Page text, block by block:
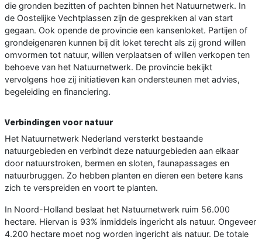
die gronden bezitten of pachten binnen het Natuurnetwerk. In
de Oostelijke Vechtplassen zijn de gesprekken al van start
gegaan. Ook opende de provincie een kansenloket. Partijen of
grondeigenaren kunnen bij dit loket terecht als zij grond willen
omvormen tot natuur, willen verplaatsen of willen verkopen ten
behoeve van het Natuurnetwerk. De provincie bekijkt
vervolgens hoe zij initiatieven kan ondersteunen met advies,
begeleiding en financiering.
Verbindingen voor natuur
Het Natuurnetwerk Nederland versterkt bestaande
natuurgebieden en verbindt deze natuurgebieden aan elkaar
door natuurstroken, bermen en sloten, faunapassages en
natuurbruggen. Zo hebben planten en dieren een betere kans
zich te verspreiden en voort te planten.
In Noord-Holland beslaat het Natuurnetwerk ruim 56.000
hectare. Hiervan is 93% inmiddels ingericht als natuur. Ongeveer
4.200 hectare moet nog worden ingericht als natuur. De totale